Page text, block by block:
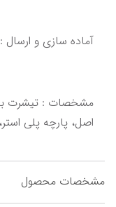
آماده سازی و ارسال : 4 تا 7 روز کاری‌‌‌‌‌‌
اصل،‌ ‌پارچه پلی استر، دارای بارکد، لوگو تیم دوخت‌‌‌،‌ قواره آزاد
مشخصات محصول